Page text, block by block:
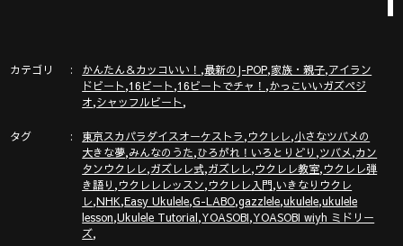
誰でも無料で聞けるガズのラジオ「ガズラジ」@stand fm
https://stand.fm/channels/60860abaeeca46c0abea2da6
新発売ガズレシピの本！
https://gazzlele.com/product/gazzrecipe01/
「ガズクラブ」の詳細はこちら！ガズノート楽譜毎月５曲GET
& 楽しいコミュニティ
https://gazzlele.com/gazzclub/
カテゴリ かんたん＆カッコいい！ ,最新のJ-POP,家族・親子,アイラン
ドビート,16ビート,16ビートでチャ！ ,かっこいいガズペジ
オ,シャッフルビート,
タグ 東京スカパラダイスオーケストラ,ウクレレ,小さなツバメの
大きな夢,みんなのうた,ひろがれ！いろとりどり ,ツバメ,カン
タンウクレレ,ガズレレ式,ガズレレ,ウクレレ教室,ウクレレ弾
き語り ,ウクレレレッスン,ウクレレ入門,いきなりウクレ
レ,NHK,Easy Ukulele,G-LABO,gazzlele,ukulele,ukulele
lesson,Ukulele Tutorial,YOASOBI,YOASOBI wiyh ミドリー
ズ,